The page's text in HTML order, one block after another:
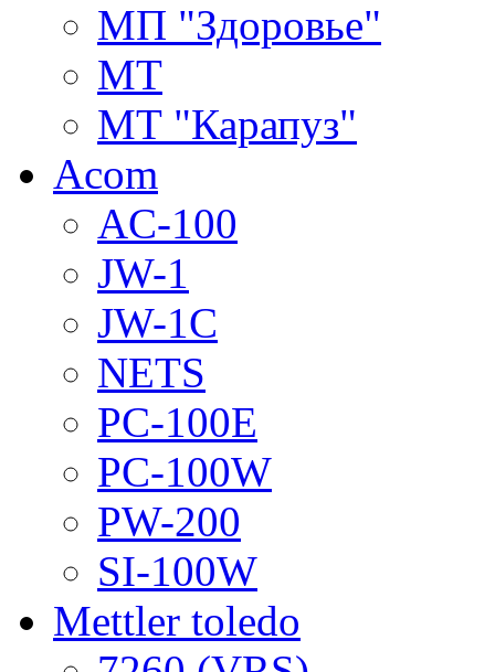
МП "Здоровье"
МТ
МТ "Карапуз"
Acom
AC-100
JW-1
JW-1C
NETS
PC-100E
PC-100W
PW-200
SI-100W
Mettler toledo